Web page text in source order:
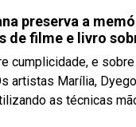
preserva a
filme e livro
cumplicidade, e
artistas Marília,
as técnicas